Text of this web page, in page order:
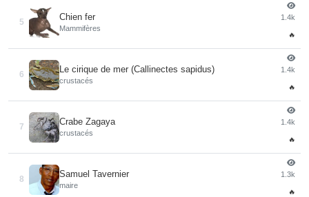
5
Chien fer
Mammifères
1.4k
🔥
6
Le cirique de mer (Callinectes sapidus)
crustacés
1.4k
🔥
7
Crabe Zagaya
crustacés
1.4k
🔥
8
Samuel Tavernier
maire
1.3k
🔥